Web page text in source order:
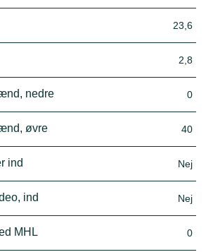
23,6
2,8
nedre 0
øvre 40
ind Nej
ind Nej
MHL 0